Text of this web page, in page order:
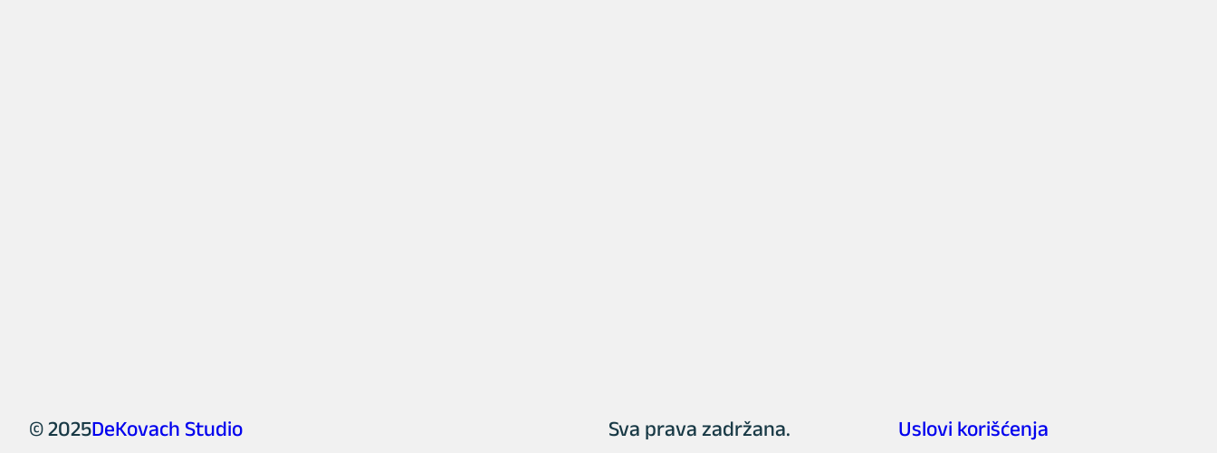
© 2025DeKovach Studio Sva prava zadržana. Uslovi korišćenja